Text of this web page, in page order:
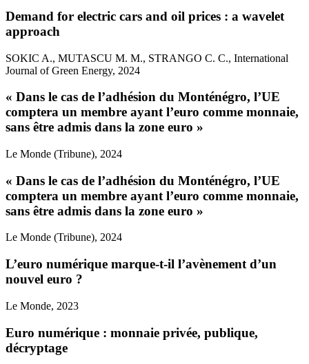
Demand for electric cars and oil prices : a wavelet
approach
SOKIC A., MUTASCU M. M., STRANGO C. C., International
Journal of Green Energy, 2024
« Dans le cas de l’adhésion du Monténégro, l’UE
comptera un membre ayant l’euro comme monnaie,
sans être admis dans la zone euro »
Le Monde (Tribune), 2024
« Dans le cas de l’adhésion du Monténégro, l’UE
comptera un membre ayant l’euro comme monnaie,
sans être admis dans la zone euro »
Le Monde (Tribune), 2024
L’euro numérique marque-t-il l’avènement d’un
nouvel euro ?
Le Monde, 2023
Euro numérique : monnaie privée, publique,
décryptage